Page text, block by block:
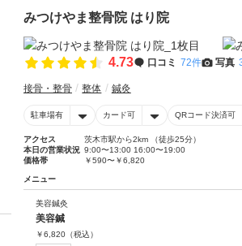
みつけやま整骨院 はり院
4.73 口コミ 72件 写真
接骨・整骨 整体 鍼灸
駐車場有 カード可 QRコード決済可
アクセス
茨木市駅から2km （徒歩25分）
本日の営業状況 9:00〜13:00 16:00〜19:00
価格帯
￥590〜￥6,820
メニュー
美容鍼灸
美容鍼
￥6,820 （税込）